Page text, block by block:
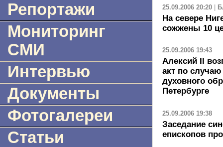
Репортажи
Мониторинг
СМИ
Интервью
Документы
Фотогалереи
Статьи
25.09.2006 20:20 |
На севере
сожжены 10
25.09.2006 19:43
Алексий II
акт по
духовного
Петербурге
25.09.2006 19:38
Заседание
епископов